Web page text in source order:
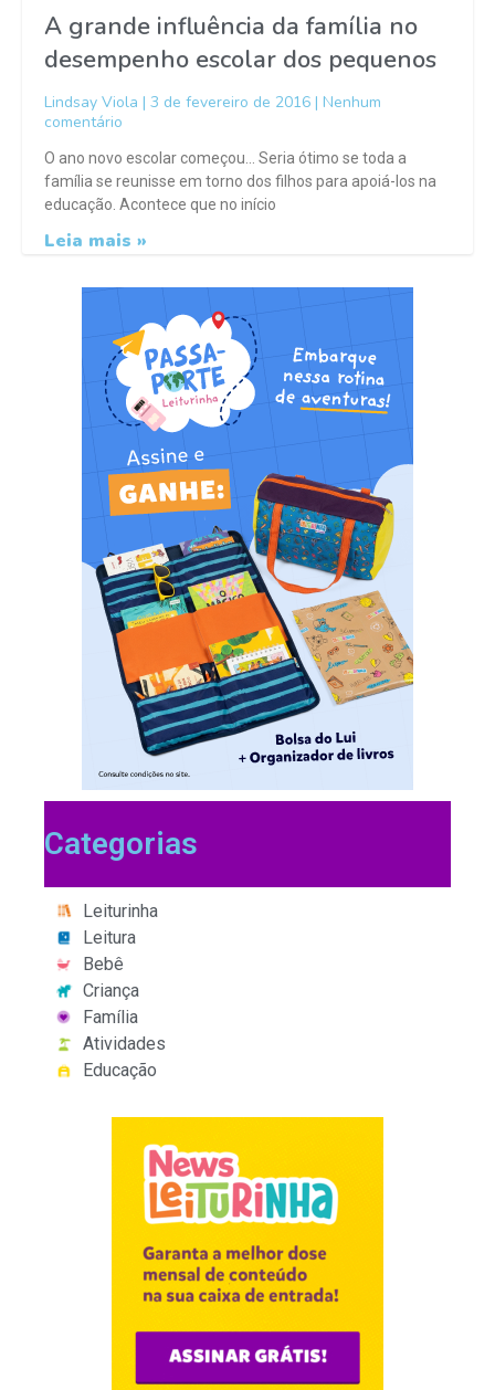
A grande influência da família no
desempenho escolar dos pequenos
Lindsay Viola 3 de fevereiro de 2016
Nenhum
comentário
O ano novo escolar começou… Seria ótimo se toda a
família se reunisse em torno dos filhos para apoiá-los na
educação. Acontece que no início
Leia mais »
Categorias
Leiturinha
Leitura
Bebê
Criança
Família
Atividades
Educação